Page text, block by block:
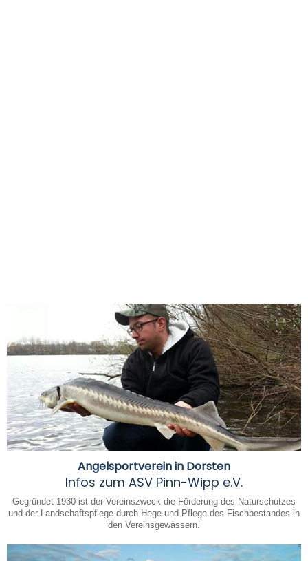
Angelsportverein in Dorsten
Infos zum ASV Pinn-Wipp e.V.
Gegründet 1930 ist der Vereinszweck die Förderung des Naturschutzes
und der Landschaftspflege durch Hege und Pflege des Fischbestandes in
den Vereinsgewässern.